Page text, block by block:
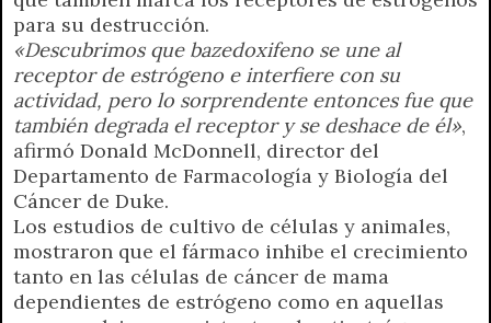
para su destrucción.
«Descubrimos que bazedoxifeno se une al
receptor de estrógeno e interfiere con su
actividad, pero lo sorprendente entonces fue que
también degrada el receptor y se deshace de él»,
afirmó Donald McDonnell, director del
Departamento de Farmacología y Biología del
Cáncer de Duke.
Los estudios de cultivo de células y animales,
mostraron que el fármaco inhibe el crecimiento
tanto en las células de cáncer de mama
dependientes de estrógeno como en aquellas